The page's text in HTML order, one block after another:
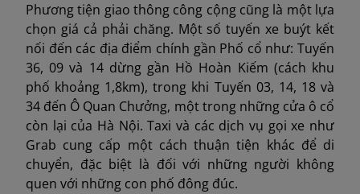
Phương tiện giao thông công cộng cũng là một lựa
chọn giá cả phải chăng. Một số tuyến xe buýt kết
nối đến các địa điểm chính gần Phố cổ như: Tuyến
36, 09 và 14 dừng gần Hồ Hoàn Kiếm (cách khu
phố khoảng 1,8km), trong khi Tuyến 03, 14, 18 và
34 đến Ô Quan Chưởng, một trong những cửa ô cổ
còn lại của Hà Nội. Taxi và các dịch vụ gọi xe như
Grab cung cấp một cách thuận tiện khác để di
chuyển, đặc biệt là đối với những người không
quen với những con phố đông đúc.